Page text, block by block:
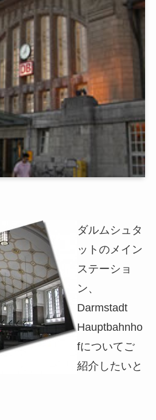
ダルムシュタ
ットのメイン
ステーショ
ン、
Darmstadt
Hauptbahnho
fについてご
紹介したいと